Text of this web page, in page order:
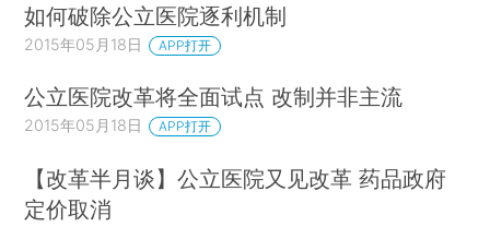
如何破除公立医院逐利机制
2015年05月18日 APP打开
公立医院改革将全面试点 改制并非主流
2015年05月18日 APP打开
【改革半月谈】公立医院又见改革 药品政府
定价取消